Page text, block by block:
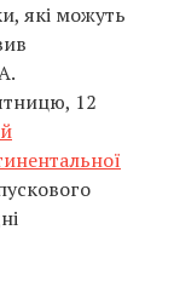
які можуть
12